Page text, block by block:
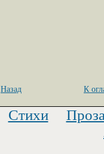
Назад К
Стихи